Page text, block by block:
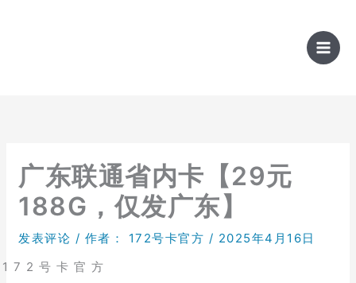
广东联通省内卡【29元
188G，仅发广东】
发表评论 / 作者： 172号卡官方 / 2025年4月16日
1 7 2 号 卡 官 方